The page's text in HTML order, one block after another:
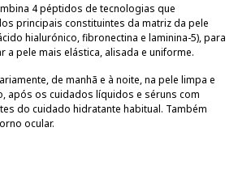
4 péptidos de tecnologias que
principais constituintes da matriz da pele
hialurónico, fibronectina e laminina-5), para
a pele mais elástica, alisada e uniforme.
de manhã e à noite, na pele limpa e
após os cuidados líquidos e séruns com
do cuidado hidratante habitual. Também
ocular.